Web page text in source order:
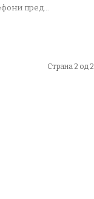
пред...
Страна 2 од 2